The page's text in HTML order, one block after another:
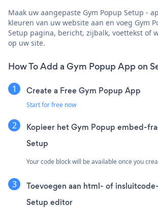
Maak uw aangepaste Gym Popup Setup -
kleuren van uw website aan en voeg Gym
Setup pagina, bericht, zijbalk, voettekst of
op uw site.
How To Add a Gym Popup App on
Create a Free Gym Popup App
Start for free now
Kopieer het Gym Popup embed-
Setup
Your code block will be available once you
Toevoegen aan html- of
Setup editor